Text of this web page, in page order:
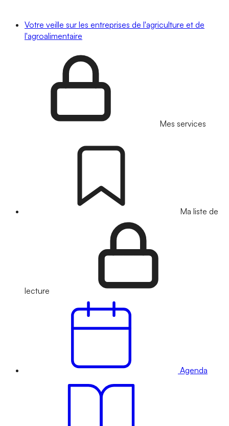
Votre veille sur les entreprises de l'agriculture et de
l'agroalimentaire
Mes services
Ma liste de
lecture
Agenda